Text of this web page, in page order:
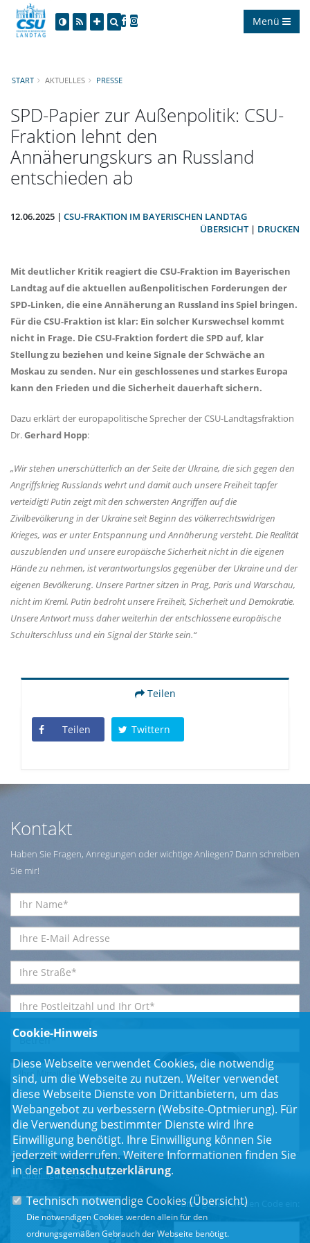
Menü
START AKTUELLES PRESSE
SPD-Papier zur Außenpolitik: CSU-
Fraktion lehnt den
Annäherungskurs an Russland
entschieden ab
12.06.2025 | CSU-FRAKTION IM BAYERISCHEN LANDTAG
ÜBERSICHT| DRUCKEN
Mit deutlicher Kritik reagiert die CSU-Fraktion im Bayerischen
Landtag auf die aktuellen außenpolitischen Forderungen der
SPD-Linken, die eine Annäherung an Russland ins Spiel bringen.
Für die CSU-Fraktion ist klar: Ein solcher Kurswechsel kommt
nicht in Frage. Die CSU-Fraktion fordert die SPD auf, klar
Stellung zu beziehen und keine Signale der Schwäche an
Moskau zu senden. Nur ein geschlossenes und starkes Europa
kann den Frieden und die Sicherheit dauerhaft sichern.
Dazu erklärt der europapolitische Sprecher der CSU-Landtagsfraktion
Dr.Gerhard Hopp:
Wir stehen unerschütterlich an der Seite der Ukraine, die sich gegen den
Angriffskrieg Russlands wehrt und damit auch unsere Freiheit tapfer
verteidigt! Putin zeigt mit den schwersten Angriffen auf die
Zivilbevölkerung in der Ukraine seit Beginn des völkerrechtswidrigen
Krieges, was er unter Entspannung und Annäherung versteht. Die Realität
auszublenden und unsere europäische Sicherheit nicht in die eigenen
Hände zu nehmen, ist verantwortungslos gegenüber der Ukraine und der
eigenen Bevölkerung. Unsere Partner sitzen in Prag, Paris und Warschau,
nicht im Kreml. Putin bedroht unsere Freiheit, Sicherheit und Demokratie.
Unsere Antwort muss daher weiterhin der entschlossene europäische
Schulterschluss und ein Signal der Stärke sein.“
Teilen
Teilen Twittern
Kontakt
Haben Sie Fragen, Anregungen oder wichtige Anliegen? Dann schreiben
Sie mir!
Einwilligungserklärung*
Bitte geben Sie den Code ein:
Cookie-Hinweis
Diese Webseite verwendet Cookies, die notwendig
sind, um die Webseite zu nutzen. Weiter verwendet
diese Webseite Dienste von Drittanbietern, um das
Webangebot zu verbessern (Website-Optmierung). Für
die Verwendung bestimmter Dienste wird Ihre
Einwilligung benötigt. Ihre Einwilligung können Sie
jederzeit widerrufen. Weitere Informationen finden Sie
in der Datenschutzerklärung.
Technisch notwendige Cookies (Übersicht)
Die notwendigen Cookies werden allein für den
ordnungsgemäßen Gebrauch der Webseite benötigt.